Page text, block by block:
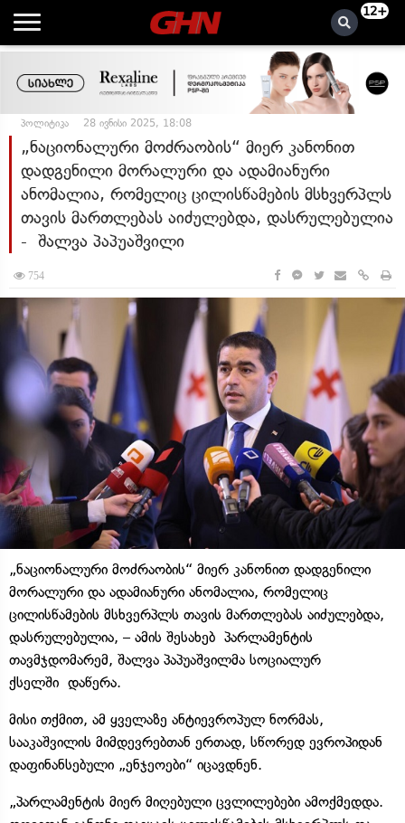
12+
პოლიტიკა 28 ივნისი 2025, 18:08
„ნაციონალური მოძრაობის“ მიერ კანონით
დადგენილი მორალური და ადამიანური
ანომალია, რომელიც ცილისწამების მსხვერპლს
თავის მართლებას აიძულებდა, დასრულებულია
- შალვა პაპუაშვილი
754
„ნაციონალური მოძრაობის“ მიერ კანონით დადგენილი
მორალური და ადამიანური ანომალია, რომელიც
ცილისწამების მსხვერპლს თავის მართლებას აიძულებდა,
დასრულებულია, – ამის შესახებ პარლამენტის
თავმჯდომარემ, შალვა პაპუაშვილმა სოციალურ
ქსელში დაწერა.
მისი თქმით, ამ ყველაზე ანტიევროპულ ნორმას,
სააკაშვილის მიმდევრებთან ერთად, სწორედ ევროპიდან
დაფინანსებული „ენჯეოები“ იცავდნენ.
„პარლამენტის მიერ მიღებული ცვლილებები ამოქმედდა.